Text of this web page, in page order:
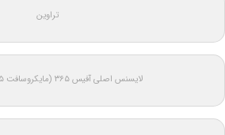
تراوین
لایسنس اصلی آفیس ۳۶۵ (مایکروسافت ۳۶۵) اورجینال